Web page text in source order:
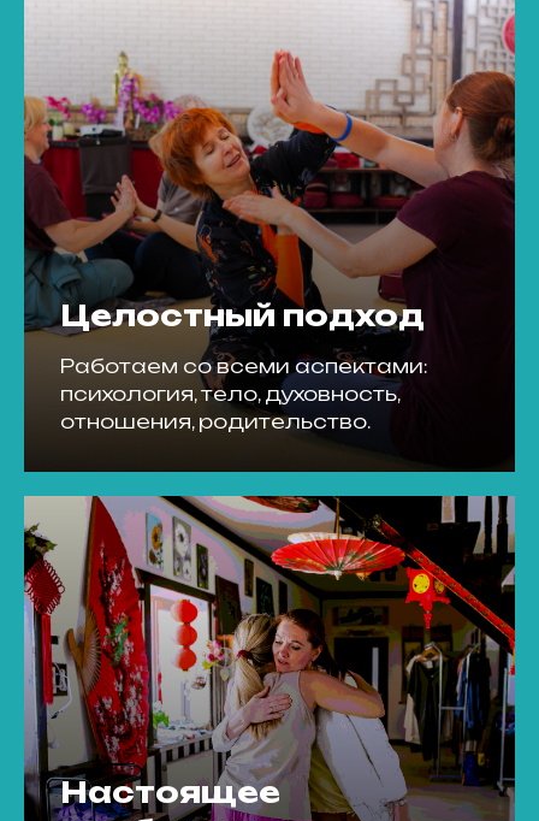
Целостный подход
Работаем со всеми аспектами:
психология, тело, духовность,
отношения, родительство.
Настоящее